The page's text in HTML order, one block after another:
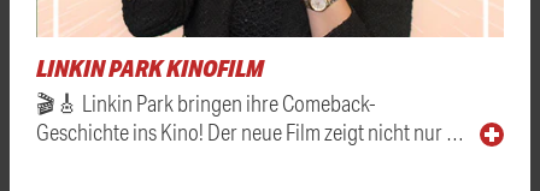
LINKIN PARK KINOFILM
🎬🎸 Linkin Park bringen ihre Comeback-
Geschichte ins Kino! Der neue Film zeigt nicht nur …